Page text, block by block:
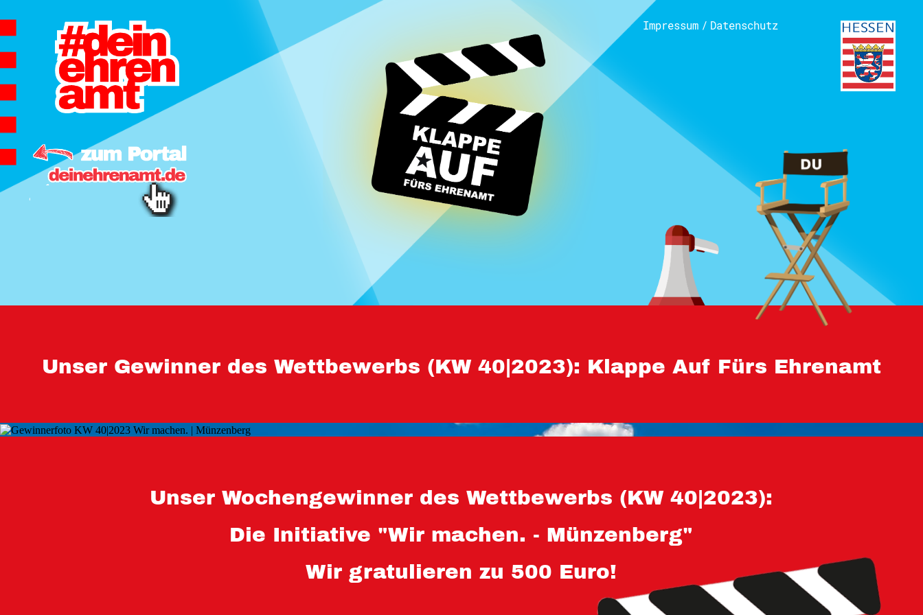
Homepage | Wettbewerb Dein Ehrenamt ist Herzenssache
Teilnahmebedingungen MeinMoment
Teilnahmebedingungen KlappeAuf
Teilnahmebedingungen 80 Jahre Hessen
Impressum
Datenschutz
Impressum / Datenschutz
Unser Gewinner des Wettbewerbs (KW 40|2023): Klappe Auf Fürs Ehrenamt
Unser Wochengewinner des Wettbewerbs (KW 40|2023):
Die Initiative "Wir machen. - Münzenberg"
Wir gratulieren zu 500 Euro!